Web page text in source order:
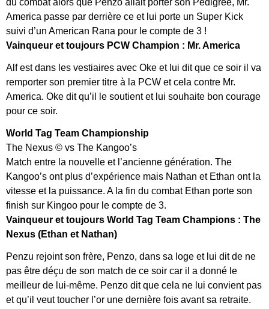
du combat alors que Penzo allait porter son Pedigree, Mr.
America passe par derrière ce et lui porte un Super Kick
suivi d’un American Rana pour le compte de 3 !
Vainqueur et toujours PCW Champion : Mr. America
Alf est dans les vestiaires avec Oke et lui dit que ce soir il va
remporter son premier titre à la PCW et cela contre Mr.
America. Oke dit qu’il le soutient et lui souhaite bon courage
pour ce soir.
World Tag Team Championship
The Nexus © vs The Kangoo’s
Match entre la nouvelle et l’ancienne génération. The
Kangoo’s ont plus d’expérience mais Nathan et Ethan ont la
vitesse et la puissance. A la fin du combat Ethan porte son
finish sur Kingoo pour le compte de 3.
Vainqueur et toujours World Tag Team Champions : The
Nexus (Ethan et Nathan)
Penzu rejoint son frère, Penzo, dans sa loge et lui dit de ne
pas être déçu de son match de ce soir car il a donné le
meilleur de lui-même. Penzo dit que cela ne lui convient pas
et qu’il veut toucher l’or une dernière fois avant sa retraite.